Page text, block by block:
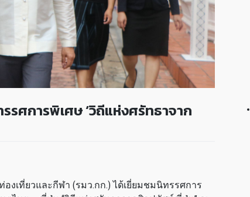
รศการพิเศษ ‘วิถีแห่งศรัทธาจาก
งเที่ยวและกีฬา (รมว.กก.) ได้เยี่ยมชมนิทรรศการ